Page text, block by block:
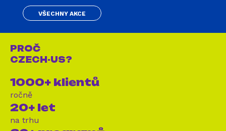
VŠECHNY AKCE
PROČ
CZECH-US?
1000+ klientů
ročně
20+ let
na trhu